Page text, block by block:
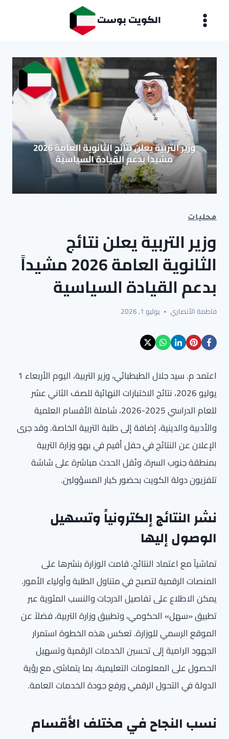
الكويت بوست
محليات
وزير التربية يعلن نتائج
الثانوية العامة 2026 مشيداً
بدعم القيادة السياسية
فاطمة الأنصاري يوليو 1, 2026
اعتمد م. سيد جلال الطبطبائي، وزير التربية، اليوم الأربعاء 1
يوليو 2026، نتائج الاختبارات النهائية للصف الثاني عشر
للعام الدراسي 2025-2026، شاملة الأقسام العلمية
والأدبية والدينية، إضافة إلى طلبة التربية الخاصة. وقد جرى
الإعلان عن النتائج في حفل أقيم في بهو وزارة التربية
بمنطقة جنوب السرة، ونُقل الحدث مباشرة على شاشة
تلفزيون دولة الكويت بحضور كبار المسؤولين.
نشر النتائج إلكترونياً وتسهيل
الوصول إليها
تماشياً مع اعتماد النتائج، قامت الوزارة بنشرها على
المنصات الرقمية لتصبح في متناول الطلبة وأولياء الأمور.
يمكن الاطلاع على تفاصيل الدرجات والنسب المئوية عبر
تطبيق «سهل» الحكومي، وتطبيق وزارة التربية، فضلاً عن
الموقع الرسمي للوزارة. تعكس هذه الخطوة استمرار
الجهود الرامية إلى تحسين الخدمات الرقمية وتسهيل
الحصول على المعلومات التعليمية، بما يتماشى مع رؤية
الدولة في التحول الرقمي ورفع جودة الخدمات العامة.
نسب النجاح في مختلف الأقسام